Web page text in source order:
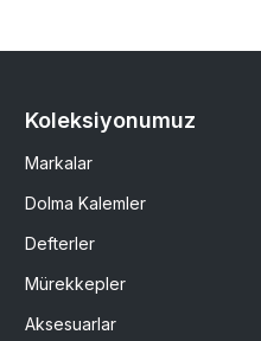
Koleksiyonumuz
Markalar
Dolma Kalemler
Defterler
Mürekkepler
Aksesuarlar